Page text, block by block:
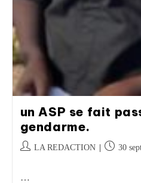
un ASP se fait
gendarme.
LA REDACTION 30
…